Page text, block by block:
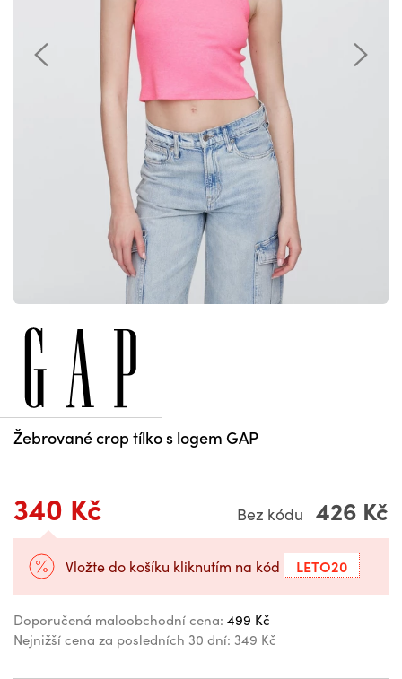
Žebrované crop tílko s logem GAP
340 Kč Bez kódu 426 Kč
Vložte do košíku kliknutím na kód LETO20
Doporučená maloobchodní cena: 499 Kč
Nejnižší cena za posledních 30 dní: 349 Kč